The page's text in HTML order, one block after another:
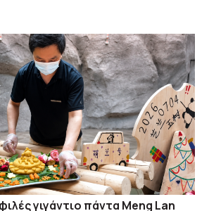
γιγάντιο πάντα Meng Lan